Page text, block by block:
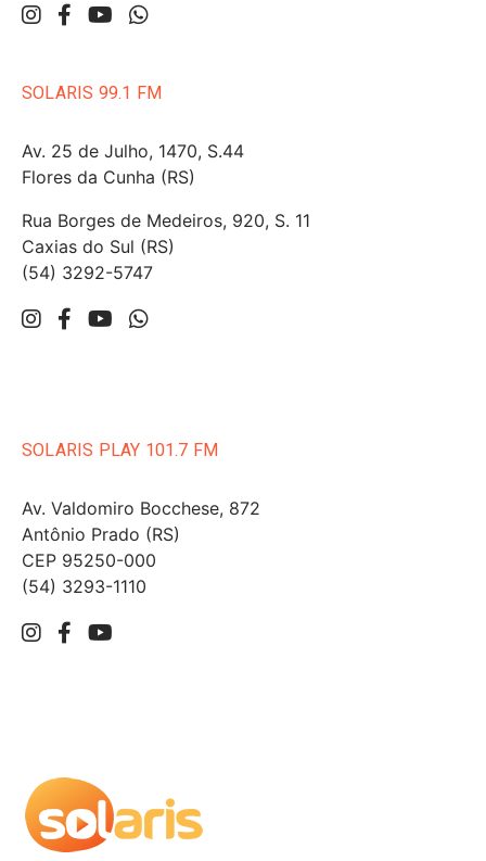
SOLARIS 99.1 FM
Av. 25 de Julho, 1470, S.44
Flores da Cunha (RS)
Rua Borges de Medeiros, 920, S. 11
Caxias do Sul (RS)
(54) 3292-5747
SOLARIS PLAY 101.7 FM
Av. Valdomiro Bocchese, 872
Antônio Prado (RS)
CEP 95250-000
(54) 3293-1110